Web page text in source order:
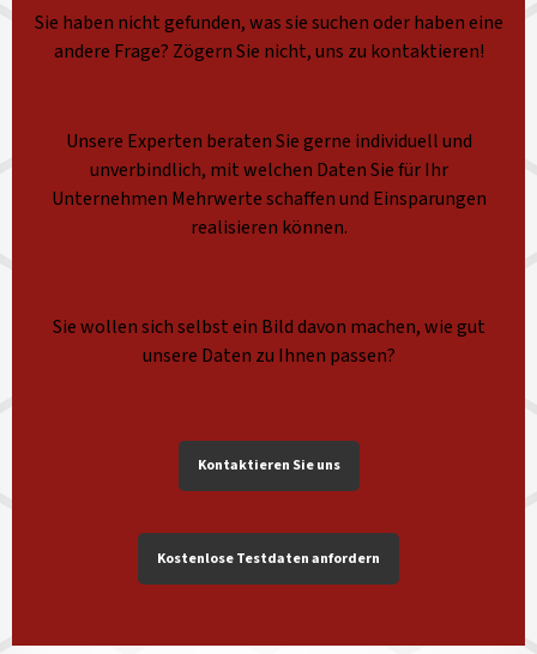
Sie haben nicht gefunden, was sie suchen oder haben eine
andere Frage? Zögern Sie nicht, uns zu kontaktieren!
Unsere Experten beraten Sie gerne individuell und
unverbindlich, mit welchen Daten Sie für Ihr
Unternehmen Mehrwerte schaffen und Einsparungen
realisieren können.
Sie wollen sich selbst ein Bild davon machen, wie gut
unsere Daten zu Ihnen passen?
Kontaktieren Sie uns
Kostenlose Testdaten anfordern